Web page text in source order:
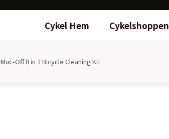
Cykel Hem Cykelshoppen
Muc-Off 8 in 1 Bicycle Cleaning Kit